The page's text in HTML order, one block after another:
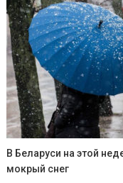
В Беларуси на этой
мокрый снег